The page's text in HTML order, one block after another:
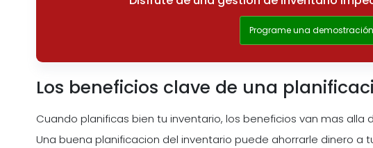
Programe una demostración
Los beneficios clave de una
Cuando planificas bien tu inventario, los beneficios van mas
Una buena planificacion del inventario puede ahorrarle dinero a